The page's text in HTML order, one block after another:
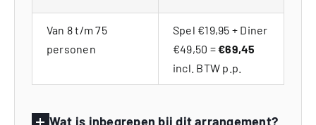
Van 8 t/m 75
personen
Spel €19,95 + Diner
€49,50 =€69,45
incl. BTW p.p.
Wat is inbegrepen bij dit arrangement?